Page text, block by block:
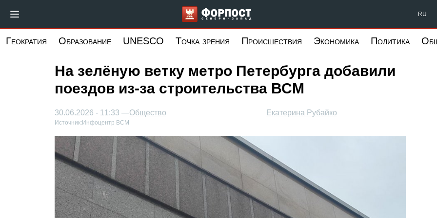
основному
Форпост Северо-Запад RU
Геократия Образование UNESCO Точка зрения Происшествия Экономика Политика
На зелёную ветку метро Петербурга добавили
поездов из-за строительства ВСМ
Екатерина Рубайко
30.06.2026 - 11:33 —Общество
Источник: Инфоцентр ВСМ